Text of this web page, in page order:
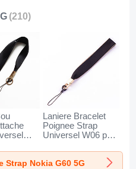
(210)
Laniere Bracelet
Poignee Strap
Universel W06 pour
Strap Nokia G60 5G